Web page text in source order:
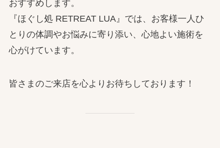
おすすめします。
『ほぐし処 RETREAT LUA』では、お客様一人ひ
とりの体調やお悩みに寄り添い、心地よい施術を
心がけています。
皆さまのご来店を心よりお待ちしております！